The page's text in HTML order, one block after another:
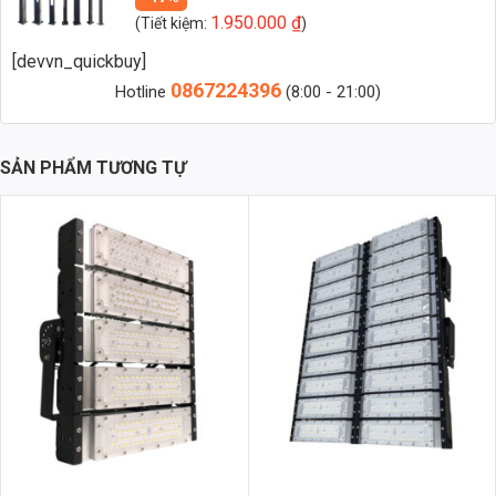
Zalo 1 (Tư vấn chính)
Vườn TDL-NSVDD
Đèn nấm trang trí sân vườn TDL-NSVDD là dòng sản
phẩm được thiết kế đặc biệt để mang đến vẻ đẹp thẩm mỹ
và hiệu quả chiếu sáng tối ưu cho không gian ngoại thất.
Sản phẩm có nhiều kích thước khác nhau (1m, 2m, 3m,
5m) để phù hợp với diện tích và nhu cầu sử dụng của từng
khách hàng.
2. Ưu Điểm Vượt Trội của Đèn Nấm Thành
Đạt Led
(Tiết kiệm: 1.950.000₫)
[devvn_quickbuy]
Hotline 0867224396 (8:00 - 21:00)
SẢN PHẨM TƯƠNG TỰ